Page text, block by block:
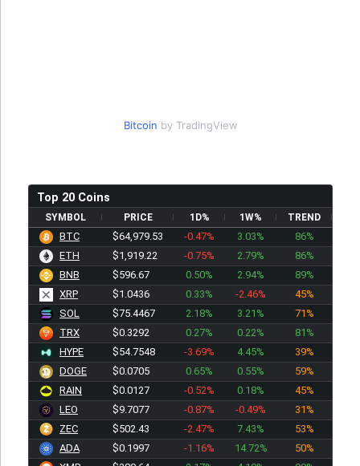
Bitcoin by TradingView
Top 20 Coins
SYMBOL PRICE 1D% 1W% TREND
BTC $64,979.53 -0.47% 3.03%
86%
ETH
$1,919.22 -0.75% 2.79%
86%
BNB
$596.67 0.50% 2.94%
89%
XRP
$1.0436 0.33% -2.46%
45%
SOL
$75.4467 2.18% 3.21%
71%
TRX
$0.3292 0.27% 0.22%
81%
HYPE
$54.7548 -3.69% 4.45%
39%
DOGE
$0.0705 0.65% 0.55%
59%
RAIN
$0.0127 -0.52% 0.18%
45%
LEO
$9.7077 -0.87% -0.49%
31%
ZEC
$502.43 -2.47% 7.43%
53%
ADA
$0.1997 -1.16% 14.72%
50%